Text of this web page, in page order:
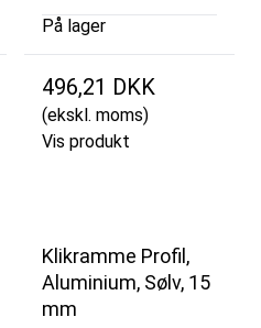
På lager
496,21 DKK
(ekskl. moms)
Vis produkt
Klikramme Profil,
Aluminium, Sølv, 15
mm